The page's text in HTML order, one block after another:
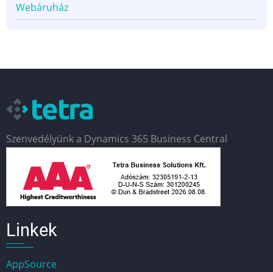
Webáruház
Szenvedélyünk a Dynamics 365 Business Central
Linkek
AppSource